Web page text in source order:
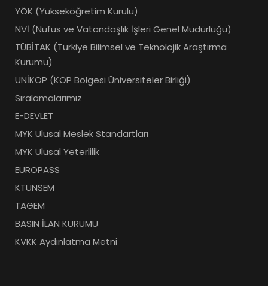
YÖK (Yükseköğretim Kurulu)
NVİ (Nüfus ve Vatandaşlık İşleri Genel Müdürlüğü)
TÜBİTAK (Türkiye Bilimsel ve Teknolojik Araştırma
Kurumu)
UNİKOP (KOP Bölgesi Üniversiteler Birliği)
Sıralamalarımız
E-DEVLET
MYK Ulusal Meslek Standartları
MYK Ulusal Yeterlilik
EUROPASS
KTÜNSEM
TAGEM
BASIN İLAN KURUMU
KVKK Aydınlatma Metni